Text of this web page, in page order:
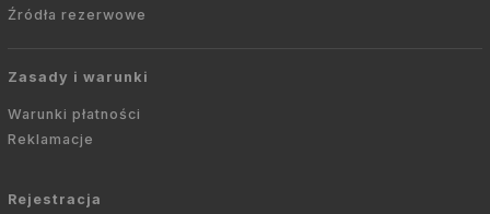
Źródła rezerwowe
Zasady i warunki
Warunki płatności
Reklamacje
Rejestracja